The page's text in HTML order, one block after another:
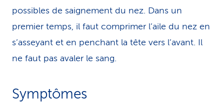
possibles de saignement du nez. Dans un
premier temps, il faut comprimer l’aile du nez en
s’asseyant et en penchant la tête vers l’avant. Il
ne faut pas avaler le sang.
Symptômes